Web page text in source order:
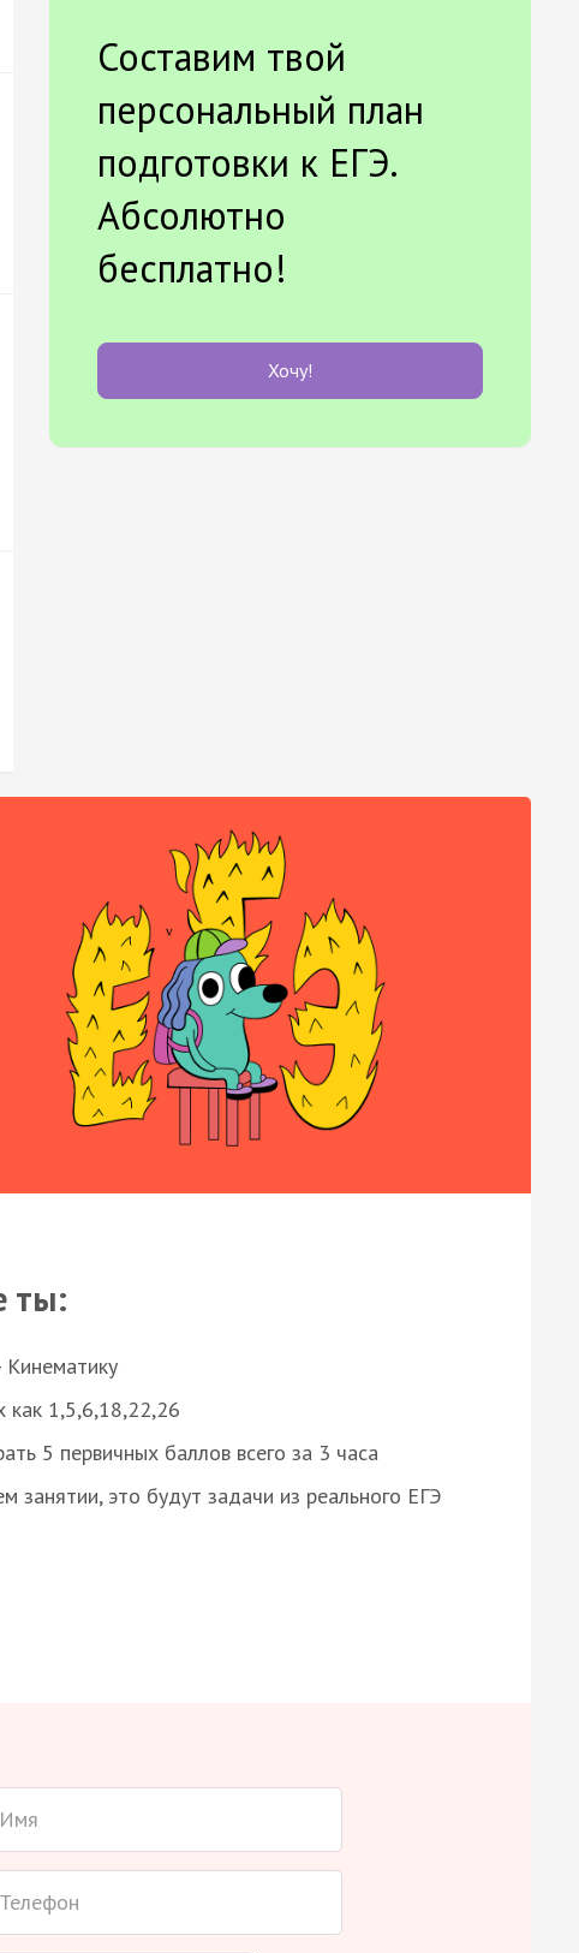
Составим твой
персональный план
подготовки к ЕГЭ.
Абсолютно
бесплатно!
Хочу!
ты:
как 1,5,6,18,22,26
5 первичных баллов всего за 3 часа
это будут задачи из реального ЕГЭ